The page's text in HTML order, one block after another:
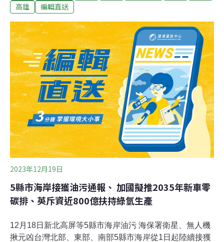
（中央社報導）嘉市探索體驗教育園區 砍楊桃樹設露營區
7.5公頃，是全國第一所由地方政府設置的探索體驗學校，
近日卻傳為蓋露營區要砍除大批老楊桃樹，惹來爭議，民
眾認為數10年以上老欉楊桃樹應該保留。校方說明，僅移
除部分楊桃樹，仍會保留珍貴老樹。（聯合報報導）
高雄
編輯直送
2023年12月19日
5縣市海岸接獲油污通報、 加國擬推2035年新車零
碳排、英斥資近800億扶持綠氫生產
12月18日新北高屏等5縣市海岸油污 海保署衛星、無人機
揪元凶台灣北部、東部、南部5縣市海岸從1日起陸續接獲